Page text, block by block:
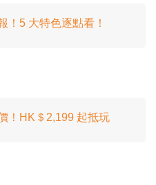
！5 大特色逐點看！
！HK＄2,199 起抵玩